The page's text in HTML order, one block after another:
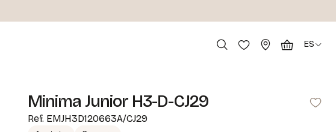
ES
Minima Junior H3-D-CJ29
Ref. EMJH3D120663A/CJ29